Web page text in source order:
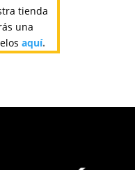
tienda
una
aquí.